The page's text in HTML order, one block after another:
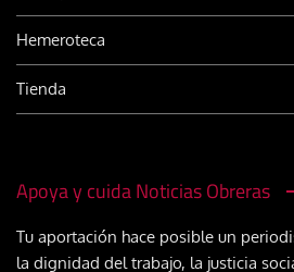
Hemeroteca
Tienda
Apoya y cuida Noticias Obreras
Tu aportación hace posible un
la dignidad del trabajo, la justicia